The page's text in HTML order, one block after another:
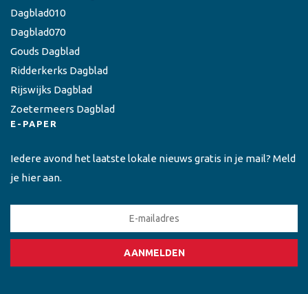
Dagblad010
Dagblad070
Gouds Dagblad
Ridderkerks Dagblad
Rijswijks Dagblad
Zoetermeers Dagblad
E-PAPER
Iedere avond het laatste lokale nieuws gratis in je mail? Meld
je hier aan.